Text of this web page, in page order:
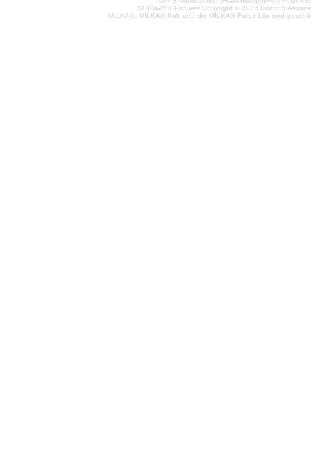
SUBWAY® Pictures Copyright © 2026 Doctor's
MILKA®, MILKA® Kuh und die MILKA® Farbe Lila sind